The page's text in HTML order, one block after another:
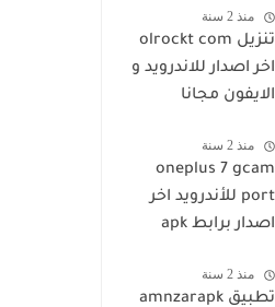
منذ 2 سنة
تنزيل olrockt com
اخر اصدار للاندرويد و
الايفون مجانا
منذ 2 سنة
oneplus 7 gcam
port للأندرويد اخر
اصدار برابط apk
منذ 2 سنة
تطبيق amnzarapk